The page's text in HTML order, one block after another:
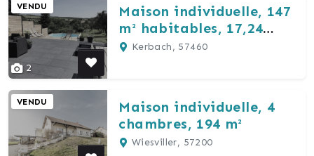
2
VENDU
Maison individuelle, 147
m² habitables, 17,24
ares
Kerbach, 57460
VENDU
Maison individuelle, 4
chambres, 194 m²
Wiesviller, 57200